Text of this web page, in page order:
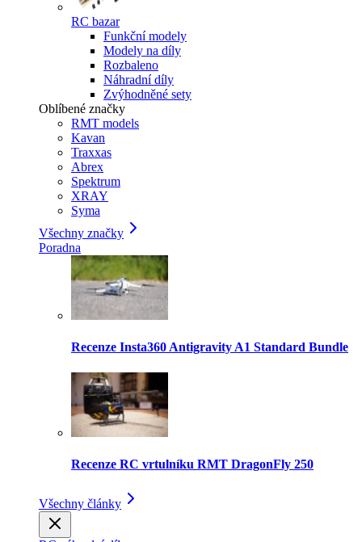
RC bazar
Funkční modely
Modely na díly
Rozbaleno
Náhradní díly
Zvýhodněné sety
Oblíbené značky
RMT models
Kavan
Traxxas
Abrex
Spektrum
XRAY
Syma
Všechny značky
Poradna
Recenze Insta360 Antigravity A1 Standard Bundle
Recenze RC vrtulníku RMT DragonFly 250
Všechny články